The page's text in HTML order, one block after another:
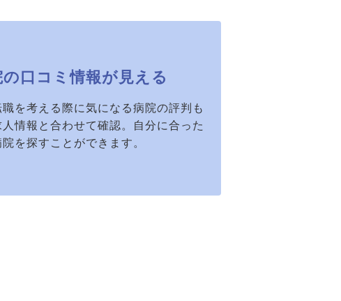
口コミ情報が見える
職を考える際に気になる病院の評判も
人情報と合わせて確認。自分に合った
院を探すことができます。